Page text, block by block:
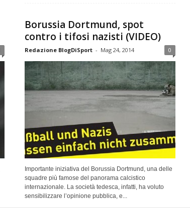
Borussia Dortmund, spot
contro i tifosi nazisti (VIDEO)
Redazione BlogDiSport - Mag 24, 2014 0
Importante iniziativa del Borussia Dortmund, una delle
squadre più famose del panorama calcistico
internazionale. La società tedesca, infatti, ha voluto
sensibilizzare l’opinione pubblica, e...